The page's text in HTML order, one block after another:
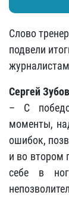
Слово
подвели
Сергей
– С
моменты,
ошибок,
и во втором
себе в